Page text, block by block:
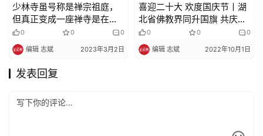
少林寺虽号称是禅宗祖庭，
但真正变成一座禅寺是在宋
哲宗时代
0 0 0
编辑 志斌 2023年3月2日
喜迎二十大 欢度国庆节丨湖
北省佛教界同升国旗 共庆祖
国华诞
0 0 0
编辑 志斌 2022年10月1日
发表回复